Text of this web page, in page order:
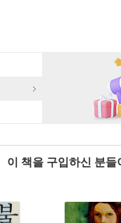
이 책을 구입하신 분